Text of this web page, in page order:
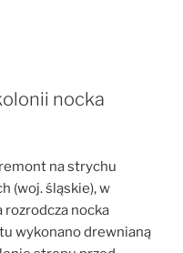
nocka
na strychu
(woj. śląskie), w
nocka
wykonano drewnianą